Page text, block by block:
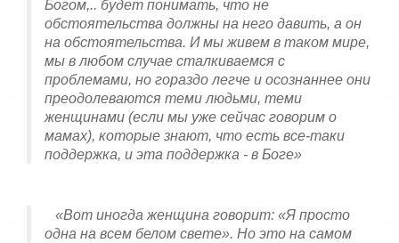
Богом,.. будет понимать, что не
обстоятельства должны на него давить, а он
на обстоятельства. И мы живем в таком мире,
мы в любом случае сталкиваемся с
проблемами, но гораздо легче и осознаннее они
преодолеваются теми людьми, теми
женщинами (если мы уже сейчас говорим о
мамах), которые знают, что есть все-таки
поддержка, и эта поддержка - в Боге»
«Вот иногда женщина говорит: «Я просто
одна на всем белом свете». Но это на самом